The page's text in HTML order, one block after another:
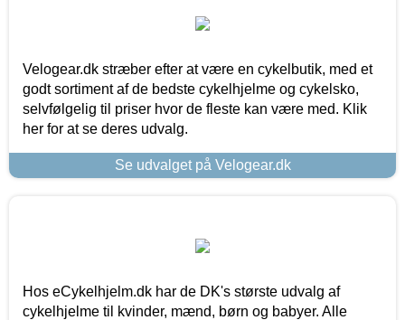
Velogear.dk stræber efter at være en cykelbutik, med et
godt sortiment af de bedste cykelhjelme og cykelsko,
selvfølgelig til priser hvor de fleste kan være med. Klik
her for at se deres udvalg.
Se udvalget på Velogear.dk
Hos eCykelhjelm.dk har de DK's største udvalg af
cykelhjelme til kvinder, mænd, børn og babyer. Alle